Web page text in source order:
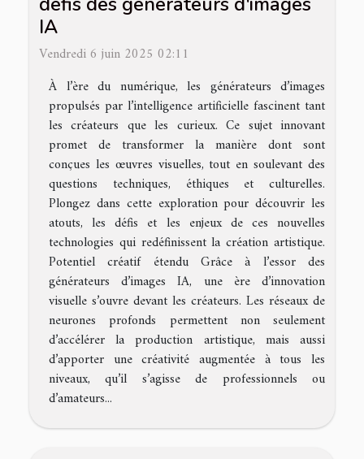
IA
Vendredi 6 juin 2025 02:11
À l’ère du numérique, les générateurs d’images
propulsés par l’intelligence artificielle fascinent tant
les créateurs que les curieux. Ce sujet innovant
promet de transformer la manière dont sont
conçues les œuvres visuelles, tout en soulevant des
questions techniques, éthiques et culturelles.
Plongez dans cette exploration pour découvrir les
atouts, les défis et les enjeux de ces nouvelles
technologies qui redéfinissent la création artistique.
Potentiel créatif étendu Grâce à l’essor des
générateurs d’images IA, une ère d’innovation
visuelle s’ouvre devant les créateurs. Les réseaux de
neurones profonds permettent non seulement
d’accélérer la production artistique, mais aussi
d’apporter une créativité augmentée à tous les
niveaux, qu’il s’agisse de professionnels ou
d’amateurs...